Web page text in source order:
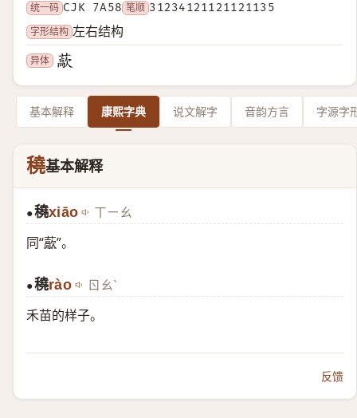
统一码 CJK 7A58 笔顺 31234121121121135
字形结构 左右结构
异体
基本解释 康熙字典 说文解字 音韵方言 字源字
穘基本解释
●穘xiāo ㄒㄧㄠ
同“藃”。
●穘rào ㄖㄠˋ
禾苗的样子。
反馈